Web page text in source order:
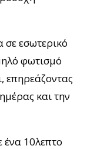
σε εσωτερικό
φωτισμό
επηρεάζοντας
και την
ένα 10λεπτο